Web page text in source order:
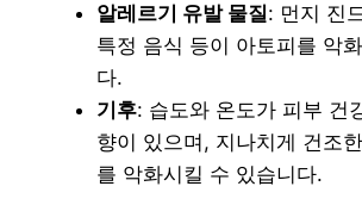
알레르기 유발 물질: 먼지 진
특정 음식 등이 아토피를 악
다.
기후: 습도와 온도가 피부 건
향이 있으며, 지나치게 건조
를 악화시킬 수 있습니다.